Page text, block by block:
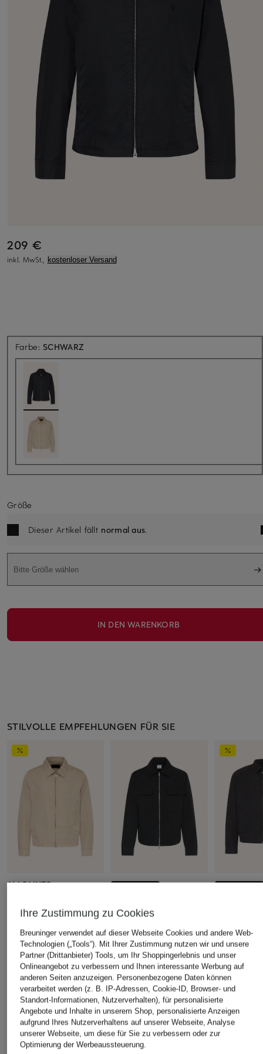
209 €
inkl. MwSt., kostenloser Versand
Farbe: SCHWARZ
Größe
Dieser Artikel fällt normal aus.
Bitte Größe wählen
IN DEN WARENKORB
STILVOLLE EMPFEHLUNGEN FÜR SIE
ALLSAINTS
83,20 €
Bestpreis:125 €
Ursprünglich:209 €
79,99 €
Bestpreis:67,99 €
Ursprünglich:129,99 €
59,99 €
Bestpreis:
ÄHNLICHE ARTIKEL ENTDECKEN
Ihre Zustimmung zu Cookies
Breuninger verwendet auf dieser Webseite Cookies und andere Web-
Technologien („Tools“). Mit Ihrer Zustimmung nutzen wir und unsere
Partner (Drittanbieter) Tools, um Ihr Shoppingerlebnis und unser
Onlineangebot zu verbessern und Ihnen interessante Werbung auf
anderen Seiten anzuzeigen. Personenbezogene Daten können
verarbeitet werden (z. B. IP-Adressen, Cookie-ID, Browser- und
Standort-Informationen, Nutzerverhalten), für personalisierte
Angebote und Inhalte in unserem Shop, personalisierte Anzeigen
aufgrund Ihres Nutzerverhaltens auf unserer Webseite, Analyse
unserer Webseite, um diese für Sie zu verbessern oder zur
Optimierung der Werbeaussteuerung.